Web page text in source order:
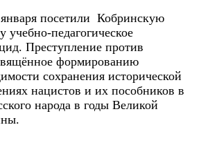
посетили Кобринскую
учебно-педагогическое
Преступление против
формированию
сохранения исторической
нацистов и их пособников в
народа в годы Великой